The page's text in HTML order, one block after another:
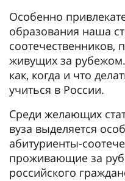
Особенно
образования наша
живущих за
как, когда и что
учиться в России.
Среди желающих
вуза выделяется
абитуриенты-
проживающие за
российского